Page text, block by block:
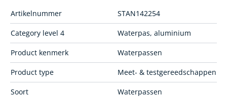
Artikelnummer STAN142254
Category level 4 Waterpas, aluminium
Product kenmerk Waterpassen
Product type Meet- & testgereedschappen
Soort Waterpassen